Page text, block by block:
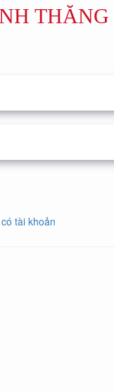
THĂNG
tài khoản